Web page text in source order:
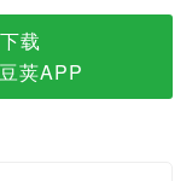
载
荚APP